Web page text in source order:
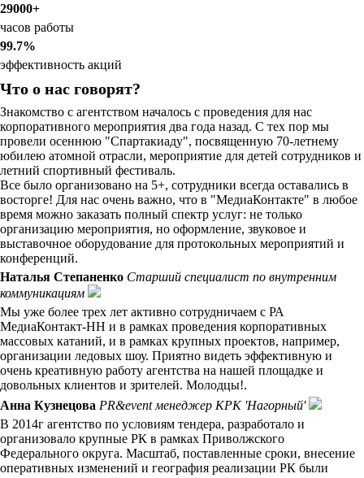
29000+
часов работы
99.7%
эффективность акций
Что о нас говорят?
Знакомство с агентством началось с проведения для нас
корпоративного мероприятия два года назад. С тех пор мы
провели осеннюю "Спартакиаду", посвященную 70-летнему
юбилею атомной отрасли, мероприятие для детей сотрудников и
летний спортивный фестиваль.
Все было организовано на 5+, сотрудники всегда оставались в
восторге! Для нас очень важно, что в "МедиаКонтакте" в любое
время можно заказать полный спектр услуг: не только
организацию мероприятия, но оформление, звуковое и
выставочное оборудование для протокольных мероприятий и
конференций.
Наталья Степаненко Старший специалист по внутренним
коммуникациям
Мы уже более трех лет активно сотрудничаем с РА
МедиаКонтакт-НН и в рамках проведения корпоративных
массовых катаний, и в рамках крупных проектов, например,
организации ледовых шоу. Приятно видеть эффективную и
очень креативную работу агентства на нашей площадке и
довольных клиентов и зрителей. Молодцы!.
Анна Кузнецова PR&event менеджер КРК 'Нагорный'
В 2014г агентство по условиям тендера, разработало и
организовало крупные РК в рамках Приволжского
Федерального округа. Масштаб, поставленные сроки, внесение
оперативных изменений и география реализации РК были